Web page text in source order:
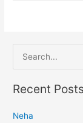
e
a
c
Recent Posts
Neha